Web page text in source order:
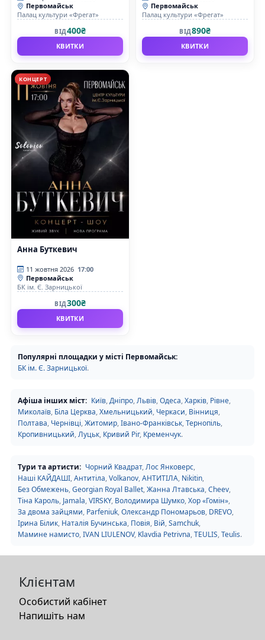
Первомайськ
Палац культури «Фрегат»
ВІД400₴
КВИТКИ
Первомайськ
Палац культури «Фрегат»
ВІД890₴
КВИТКИ
КОНЦЕРТ
Анна Буткевич
11 жовтня 2026 17:00
Первомайськ
БК ім. Є. Зарницької
ВІД300₴
КВИТКИ
Популярні площадки у місті Первомайськ:
БК ім. Є. Зарницької.
Афіша інших міст: Київ,Дніпро,Львів,Одеса,Харків, Рівне,
Миколаїв, Біла Церква,Хмельницький, Черкаси, Вінниця,
Полтава, Чернівці,Житомир,Івано-Франківськ,Тернопіль,
Кропивницький,Луцьк, Кривий Ріг, Кременчук.
Тури та артисти: Чорний Квадрат,Лос Янковерс,
Наші КАЙДАШІ,Антитіла,Volkanov,АНТИТІЛА, Nikitin,
Без Обмежень,Georgian Royal Ballet,Жанна Лтавська,Cheev,
Тіна Кароль, Jamala,VIRSKY, Володимира Шумко,Хор «Гомін»,
За двома зайцями, Parfeniuk,Олександр Пономарьов, DREVO,
Ірина Білик, Наталія Бучинська, Повія, Вій,Samchuk,
Мамине намисто,IVAN LIULENOV, Klavdia Petrivna,TEULIS,Teulis.
Клієнтам
Особистий кабінет
Напишіть нам